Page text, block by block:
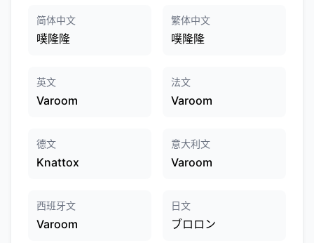
简体中文
噗隆隆
繁体中文
噗隆隆
英文
Varoom
法文
Varoom
德文
Knattox
意大利文
Varoom
西班牙文
Varoom
日文
ブロロン